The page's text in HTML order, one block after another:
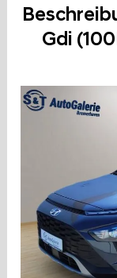
Gdi